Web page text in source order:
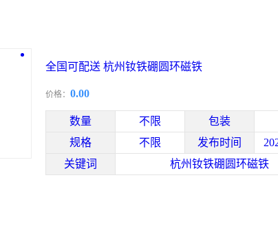
全国可配送 杭州钕铁硼圆环磁铁
价格： 0.00
数量 不限 包装
规格
不限 发布时间
关键词
杭州钕铁硼圆环磁铁